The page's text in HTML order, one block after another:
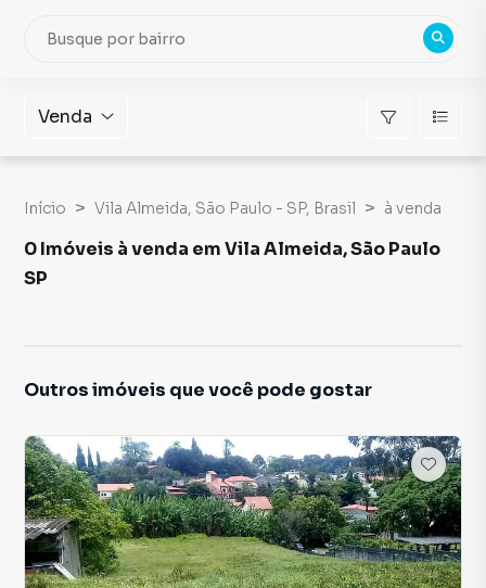
Venda
Início Vila Almeida, São Paulo - SP, Brasil à venda
0 Imóveis à venda em Vila Almeida, São Paulo
SP
Outros imóveis que você pode gostar